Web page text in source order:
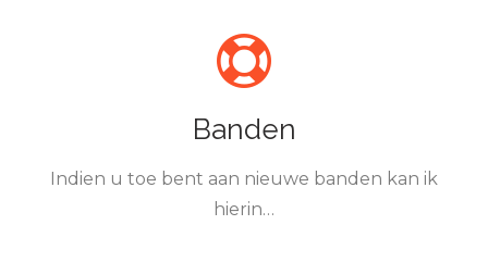
Banden
Indien u toe bent aan nieuwe banden kan ik
hierin…